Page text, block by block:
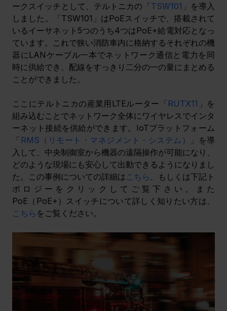
ークスイッチとして、テルトニカの「TSW101 」を導入
しました。「TSW101」はPoEスイッチで、搭載されて
いるイーサネット5つのうち4つはPoE+給電対応となっ
ています。これで狭い消防車内に格納するそれぞれの機
器にLANケーブル一本でネットワーク通信と電力を同
時に供給でき、配線をすっきり二分の一の量にまとめる
ことができました。
ここにテルトニカの産業用LTEルーター「 RUTX11 」を
組み込むことでネットワーク全体にワイヤレスでインタ
ーネット接続を供給ができます。IoTプラットフォーム
「 RMS（リモート・マネジメント・システム）
」を導
入して、中央制御室から機器の遠隔操作が可能になり、
どのような現場にも安心して出動できるようになりまし
た。この事例についての詳細は こちら
、もしくは下記ト
ポロジーをクリックしてご覧下さい。また
PoE（PoE+）スイッチについて詳しく知りたい方は、
こちら をご覧ください。